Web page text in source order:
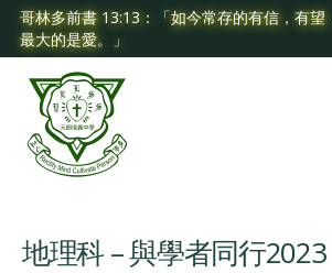
哥林多前書 13:13：「如今常存的有信，有望
最大的是愛。」
地理科 – 與學者同行2023